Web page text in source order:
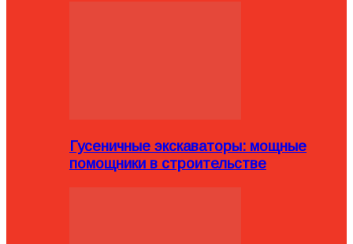
Гусеничные экскаваторы: мощные
помощники в строительстве